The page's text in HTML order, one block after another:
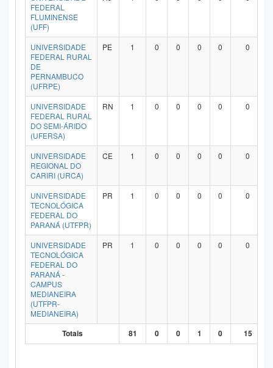
FEDERAL
FLUMINENSE
(UFF)
UNIVERSIDADE
FEDERAL RURAL
DE
PERNAMBUCO
(UFRPE)
PE 1 0 0 0 0 0
UNIVERSIDADE
FEDERAL RURAL
DO SEMI-ÁRIDO
(UFERSA)
RN 1 0 0 0 0 0
UNIVERSIDADE
REGIONAL DO
CARIRI (URCA)
CE 1 0 0 0 0 0
UNIVERSIDADE
TECNOLÓGICA
FEDERAL DO
PARANÁ (UTFPR)
PR 1 0 0 0 0 0
UNIVERSIDADE
TECNOLÓGICA
FEDERAL DO
PARANÁ -
CAMPUS
MEDIANEIRA
(UTFPR-
MEDIANEIRA)
PR 1 0 0 0 0 0
Totais 81 0 0 1 0 15